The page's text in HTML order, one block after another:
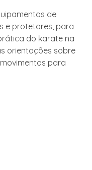
de
e protetores, para
do karate na
orientações sobre
para